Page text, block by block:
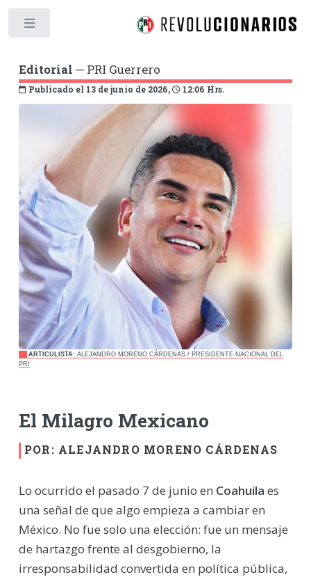
Editorial ─ PRI Guerrero
Publicado el 13 de junio de 2026, 12:06 Hrs.
El Milagro Mexicano
POR: ALEJANDRO MORENO CÁRDENAS
Lo ocurrido el pasado 7 de junio en Coahuila es
una señal de que algo empieza a cambiar en
México. No fue solo una elección: fue un mensaje
de hartazgo frente al desgobierno, la
irresponsabilidad convertida en política pública,
ARTICULISTA:ALEJANDRO MORENO CÁRDENAS / PRESIDENTE NACIONAL DEL
PRI